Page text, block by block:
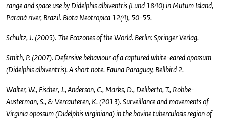
range and space use by Didelphis albiventris (Lund 1840) in Mutum Island,
Paraná river, Brazil. Biota Neotropica 12(4), 50-55.
Schultz, J. (2005). The Ecozones of the World. Berlin: Springer Verlag.
Smith, P. (2007). Defensive behaviour of a captured white-eared opossum
(Didelphis albiventris). A short note. Fauna Paraguay, Bellbird 2.
Walter, W., Fischer, J., Anderson, C., Marks, D., Deliberto, T., Robbe-
Austerman, S., & Vercauteren, K. (2013). Surveillance and movements of
Virginia opossum (Didelphis virginiana) in the bovine tuberculosis region of